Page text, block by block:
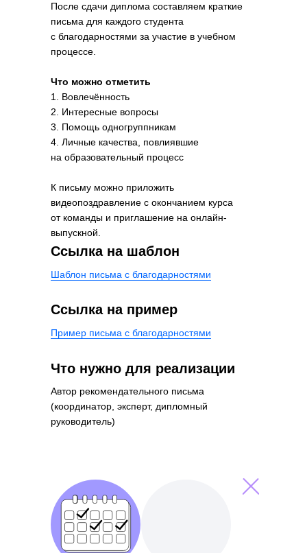
После сдачи диплома составляем краткие
письма для каждого студента
с благодарностями за участие в учебном
процессе.
Что можно отметить
1. Вовлечённость
2. Интересные вопросы
3. Помощь одногруппникам
4. Личные качества, повлиявшие
на образовательный процесс
К письму можно приложить
видеопоздравление с окончанием курса
от команды и приглашение на онлайн-
выпускной
Шаблон письма с благодарностями
Пример письма с благодарностями
Автор рекомендательного письма
(координатор, эксперт, дипломный
руководитель)
Ссылка на шаблон
Ссылка на пример
Что нужно для реализации